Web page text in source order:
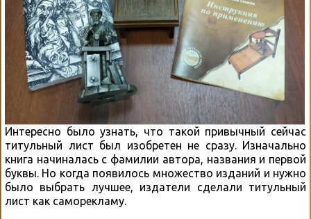
Интересно было узнать, что такой привычный сейчас
титульный лист был изобретен не сразу. Изначально
книга начиналась с фамилии автора, названия и первой
буквы. Но когда появилось множество изданий и нужно
было выбрать лучшее, издатели сделали титульный
лист как саморекламу.